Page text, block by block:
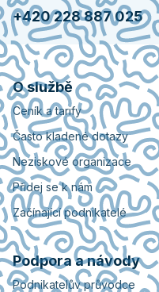
+420 228 887 025
O službě
Ceník a tarify
Často kladené dotazy
Neziskové organizace
Přidej se k nám
Začínající podnikatelé
Podpora a návody
Podnikatelův průvodce